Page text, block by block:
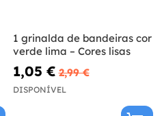
1 grinalda de bandeiras cor
verde lima – Cores lisas
1,05 € 2,99 €
DISPONÍVEL